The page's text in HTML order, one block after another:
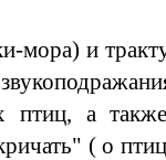
и
птиц, а
( о